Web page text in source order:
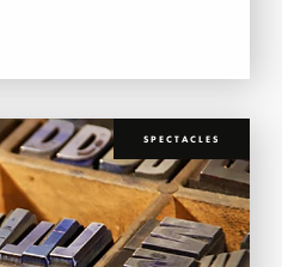
SPECTACLES